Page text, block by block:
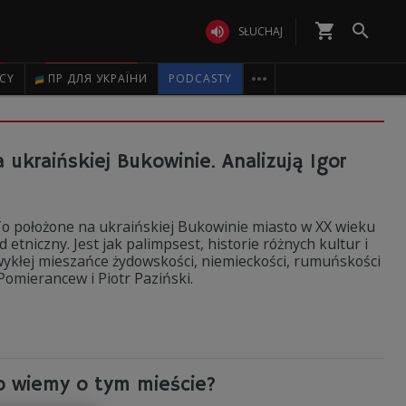
 SŁUCHAJ shopping_cart 
ПР ДЛЯ УКРАЇНИ PODCASTY 
Bukowinie. Analizują Igor
położone na ukraińskiej Bukowinie miasto w XX wieku
etniczny. Jest jak palimpsest, historie różnych kultur i
mieszańce żydowskości, niemieckości, rumuńskości
i Piotr Paziński.
wiemy o tym mieście?